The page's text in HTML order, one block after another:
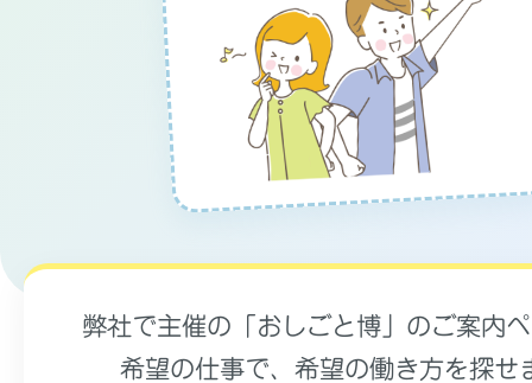
弊社で主催の「おしごと博」のご案内
希望の仕事で、希望の働き方を探せ